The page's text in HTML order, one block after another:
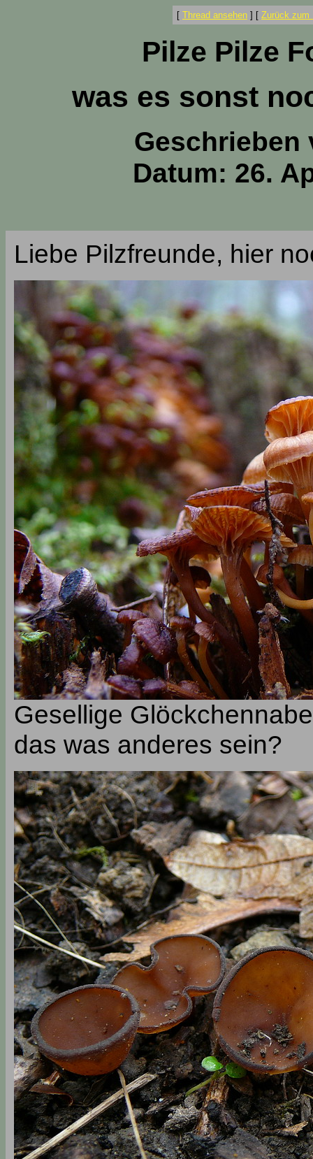
[ Thread ansehen ] [ Zurück zum
Pilze Pilze
was es sonst
Datum: 26.
Liebe Pilzfreunde, hier
Gesellige
das was anderes sein?